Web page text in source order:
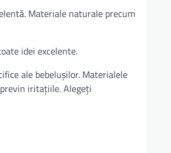
Materiale naturale precum
idei excelente.
ale bebelușilor. Materialele
iritațiile. Alegeți